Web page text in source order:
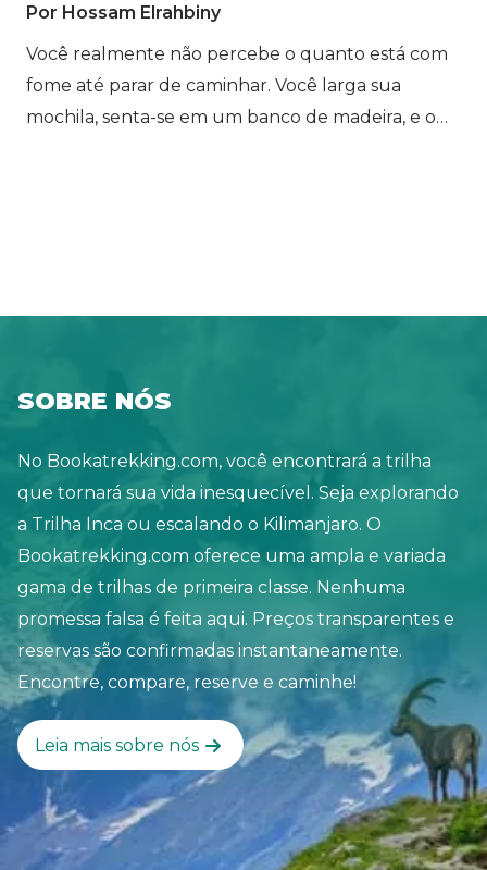
Por Hossam Elrahbiny
Você realmente não percebe o quanto está com
fome até parar de caminhar. Você larga sua
mochila, senta-se em um banco de madeira, e o
de trilha, depois uma refeição simples que de
deveria. Uma vez que o peso sai dos seus ombros
e suas pernas descansam, tudo parece completo.
Você caminha, você come, você descansa. Isso
geralmente é suficiente para ansiar por amanhã.
SOBRE NÓS
No Bookatrekking.com, você encontrará a trilha
que tornará sua vida inesquecível. Seja explorando
a Trilha Inca ou escalando o Kilimanjaro. O
Bookatrekking.com oferece uma ampla e variada
gama de trilhas de primeira classe. Nenhuma
promessa falsa é feita aqui. Preços transparentes e
reservas são confirmadas instantaneamente.
Encontre, compare, reserve e caminhe!
Leia mais sobre nós